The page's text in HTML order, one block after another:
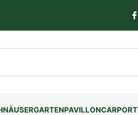
GARTENPAVILLON